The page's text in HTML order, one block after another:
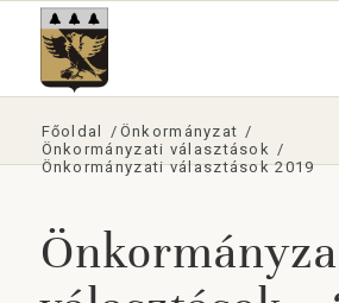
Főoldal / Önkormányzat /
Önkormányzati választások /
Önkormányzati választások 2019